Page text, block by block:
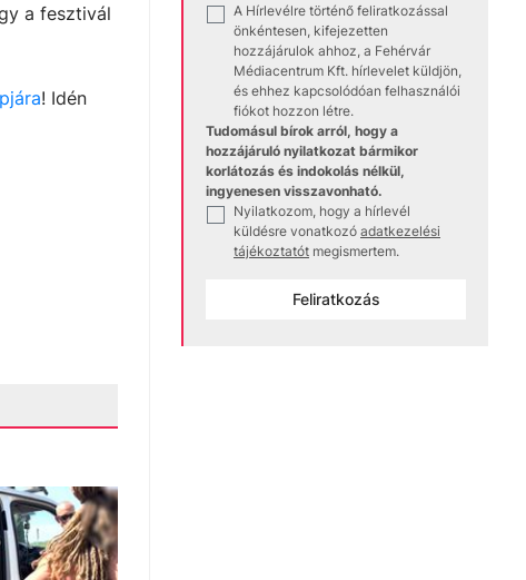
a fesztivál
! Idén
✓
A Hírlevélre történő feliratkozással
önkéntesen, kifejezetten
hozzájárulok ahhoz, a Fehérvár
Médiacentrum Kft. hírlevelet küldjön,
és ehhez kapcsolódóan felhasználói
fiókot hozzon létre.
Tudomásul bírok arról, hogy a
hozzájáruló nyilatkozat bármikor
korlátozás és indokolás nélkül,
ingyenesen visszavonható.
✓
Nyilatkozom, hogy a hírlevél
küldésre vonatkozó adatkezelési
tájékoztatót megismertem.
Feliratkozás